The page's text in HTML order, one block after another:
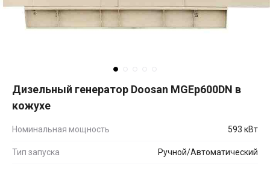
Дизельный генератор Doosan MGEp600DN в
кожухе
Номинальная мощность 593 кВт
Тип запуска Ручной/Автоматический